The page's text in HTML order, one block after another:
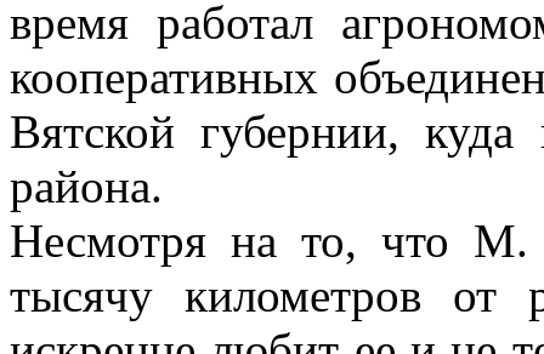
время работал
кооперативных
Вятской губернии,
района.
Несмотря на то, что
тысячу километров